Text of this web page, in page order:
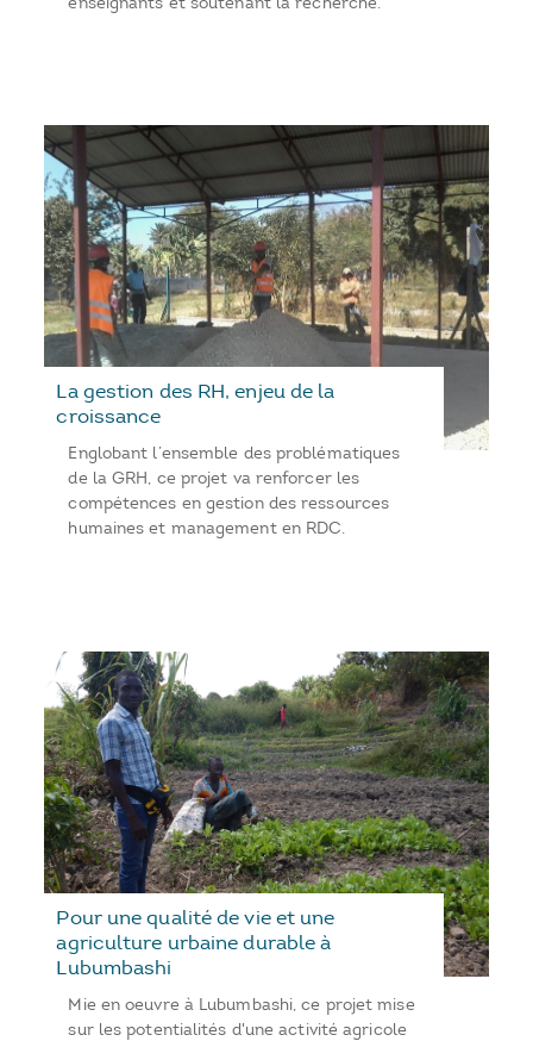
La gestion des RH, enjeu de la
croissance
Englobant l’ensemble des problématiques
de la GRH, ce projet va renforcer les
compétences en gestion des ressources
humaines et management en RDC.
Pour une qualité de vie et une
agriculture urbaine durable à
Lubumbashi
Mie en oeuvre à Lubumbashi, ce projet mise
sur les potentialités d'une activité agricole